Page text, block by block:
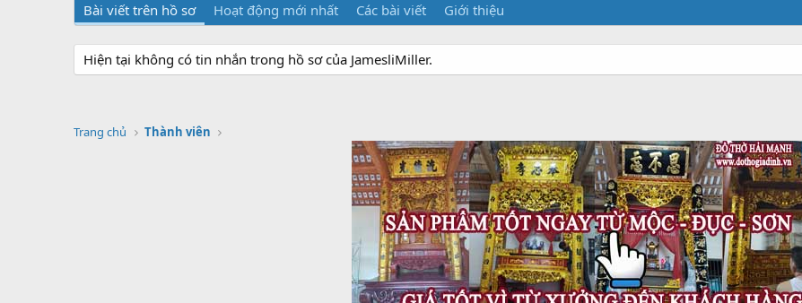
Bài viết trên hồ sơ Hoạt động mới nhất Các bài viết Giới thiệu
Hiện tại không có tin nhắn trong hồ sơ của JamesliMiller.
Trang chủ Thành viên